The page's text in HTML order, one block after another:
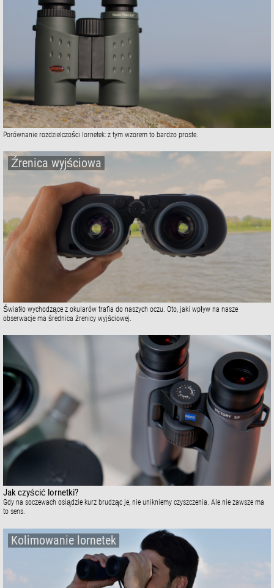
Porównanie rozdzielczości lornetek: z tym wzorem to bardzo proste.
Źrenica wyjściowa
Światło wychodzące z okularów trafia do naszych oczu. Oto, jaki wpływ na nasze
obserwacje ma średnica źrenicy wyjściowej.
Jak czyścić lornetki?
Gdy na soczewach osiądzie kurz brudząc je, nie unikniemy czyszczenia. Ale nie zawsze ma
to sens.
Kolimowanie lornetek